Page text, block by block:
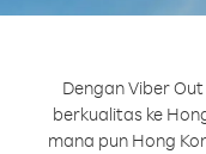
Dengan Viber
berkualitas ke
mana pun Hong